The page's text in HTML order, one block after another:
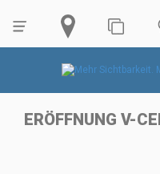
ERÖFFNUNG V-